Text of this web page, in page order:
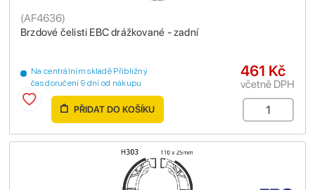
Brzdové čelisti EBC drážkované - zadní
(AF4636)
Na centrálním skladě Přibližný
čas doručení 9 dní od nákupu
461 Kč
včetně DPH
PŘIDAT DO KOŠÍKU